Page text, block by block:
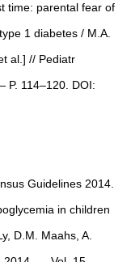
time: parental fear of
1 diabetes / M.A.
al.] // Pediatr
114–120. DOI:
Guidelines 2014.
in children
D.M. Maahs, A.